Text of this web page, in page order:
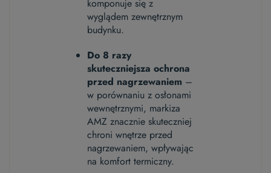
komponuje się z
wyglądem zewnętrznym
budynku.
Do 8 razy
skuteczniejsza ochrona
przed nagrzewaniem –
w porównaniu z osłonami
wewnętrznymi, markiza
AMZ znacznie skuteczniej
chroni wnętrze przed
nagrzewaniem, wpływając
na komfort termiczny.